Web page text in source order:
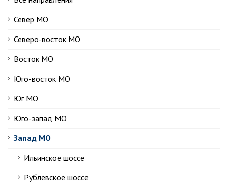
Север МО
Северо-восток МО
Восток МО
Юго-восток МО
Юг МО
Юго-запад МО
Запад МО
Ильинское шоссе
Рублевское шоссе